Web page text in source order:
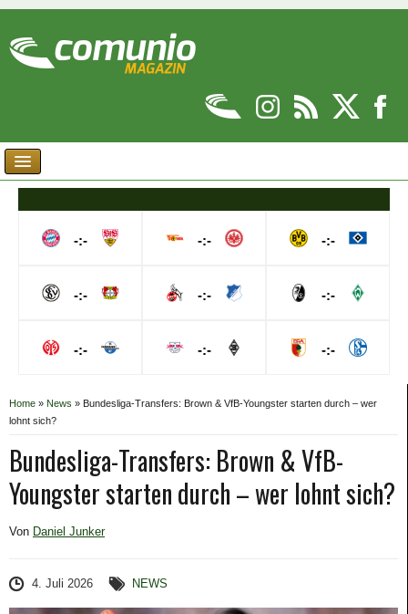
-:-
-:-
-:-
-:-
-:-
-:-
-:-
-:-
-:-
Home » News » Bundesliga-Transfers: Brown & VfB-Youngster starten durch – wer
lohnt sich?
Bundesliga-Transfers: Brown & VfB-
Youngster starten durch – wer lohnt sich?
Von Daniel Junker
4. Juli 2026 NEWS